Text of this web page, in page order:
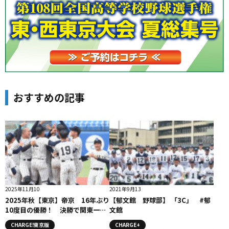
おすすめの記事
2025年11月10
2025年秋【東京】帝京 16年ぶり
10度目の優勝！ 決勝で関東一に
勝利
CHARGE!東京版
2021年9月13
【郁文館 野球部】 「3C」 #郁
文館
CHARGE+